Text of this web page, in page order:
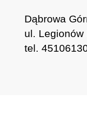
Dąbrowa
ul. Legionów
tel.